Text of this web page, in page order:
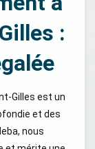
:
Gilles est un
et des
nous